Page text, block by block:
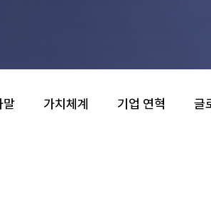
말 가치체계 기업 연혁 글